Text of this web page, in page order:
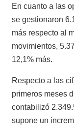
En cuanto a las
se gestionaron
más respecto al
movimientos,
12,1% más.
Respecto a las
primeros meses
contabilizó
supone un